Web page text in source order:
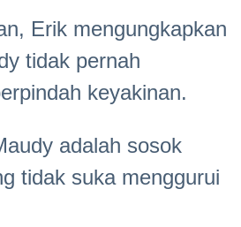
Erik mengungkapkan
tidak pernah
keyakinan.
adalah sosok
tidak suka menggurui